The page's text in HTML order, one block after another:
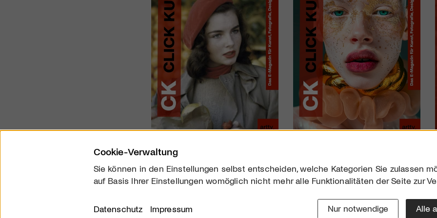
Über uns
Downloads
Cookie-Verwaltung
Sie können in den Einstellungen selbst entscheiden, welche Kategorien Sie zulassen
auf Basis Ihrer Einstellungen womöglich nicht mehr alle Funktionalitäten der Seite zur
Datenschutz Impressum Nur notwendige Alle